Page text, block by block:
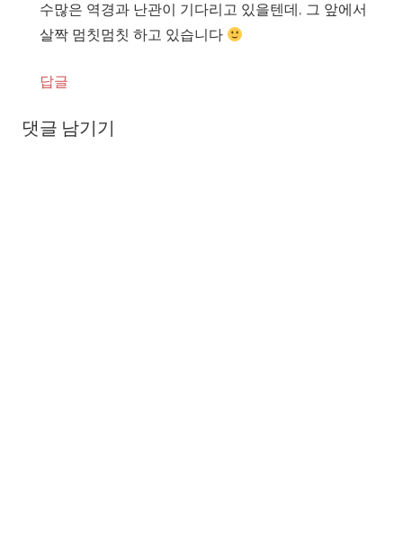
수많은 역경과 난관이 기다리고 있을텐데, 그 앞에서
살짝 멈칫멈칫 하고 있습니다
답글
댓글 남기기